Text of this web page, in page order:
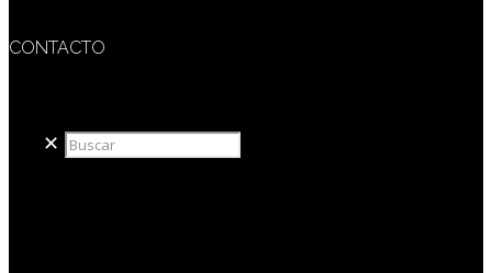
CONTACTO
✕